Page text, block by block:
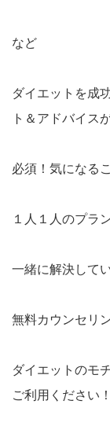
など
ダイエットを成
ト＆アドバイス
必須！気になる
１人１人のプラ
一緒に解決して
無料カウンセリ
ダイエットのモ
ご利用ください！